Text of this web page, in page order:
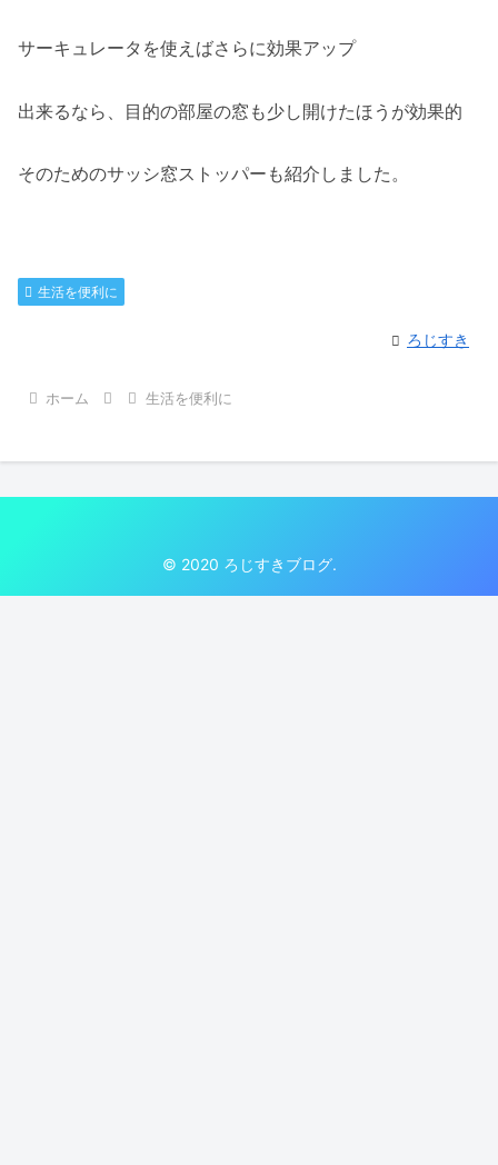
サーキュレータを使えばさらに効果アップ
出来るなら、目的の部屋の窓も少し開けたほうが効果的
そのためのサッシ窓ストッパーも紹介しました。
生活を便利に
ろじすき
ホーム 生活を便利に
© 2020 ろじすきブログ.